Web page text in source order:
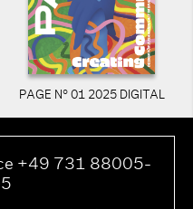
PAGE N° 01 2025 DIGITAL
+49 731 88005-